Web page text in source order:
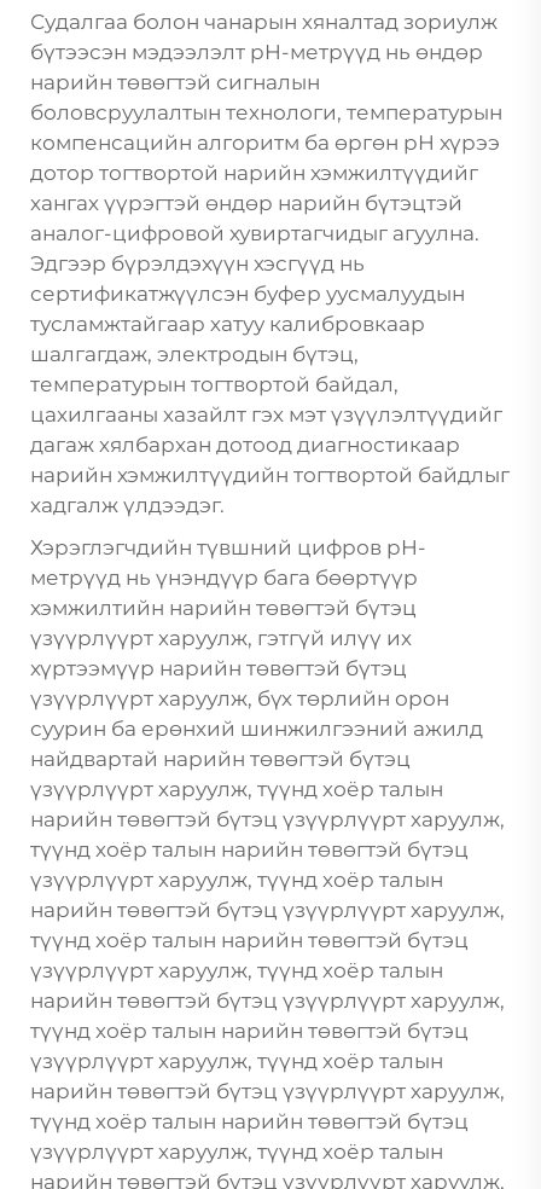
Судалгаа болон чанарын хяналтад зориулж
бүтээсэн мэдээлэлт pH-метрүүд нь өндөр
нарийн төвөгтэй сигналын
боловсруулалтын технологи, температурын
компенсацийн алгоритм ба өргөн pH хүрээ
дотор тогтвортой нарийн хэмжилтүүдийг
хангах үүрэгтэй өндөр нарийн бүтэцтэй
аналог-цифровой хувиртагчидыг агуулна.
Эдгээр бүрэлдэхүүн хэсгүүд нь
сертификатжүүлсэн буфер уусмалуудын
тусламжтайгаар хатуу калибровкаар
шалгагдаж, электродын бүтэц,
температурын тогтвортой байдал,
цахилгааны хазайлт гэх мэт үзүүлэлтүүдийг
дагаж хялбархан дотоод диагностикаар
нарийн хэмжилтүүдийн тогтвортой байдлыг
хадгалж үлдээдэг.
Хэрэглэгчдийн түвшний цифров pH-
метрүүд нь үнэндүүр бага бөөртүүр
хэмжилтийн нарийн төвөгтэй бүтэц
үзүүрлүүрт харуулж, гэтгүй илүү их
хүртээмүүр нарийн төвөгтэй бүтэц
үзүүрлүүрт харуулж, бүх төрлийн орон
суурин ба ерөнхий шинжилгээний ажилд
найдвартай нарийн төвөгтэй бүтэц
үзүүрлүүрт харуулж, түүнд хоёр талын
нарийн төвөгтэй бүтэц үзүүрлүүрт харуулж,
түүнд хоёр талын нарийн төвөгтэй бүтэц
үзүүрлүүрт харуулж, түүнд хоёр талын
нарийн төвөгтэй бүтэц үзүүрлүүрт харуулж,
түүнд хоёр талын нарийн төвөгтэй бүтэц
үзүүрлүүрт харуулж, түүнд хоёр талын
нарийн төвөгтэй бүтэц үзүүрлүүрт харуулж,
түүнд хоёр талын нарийн төвөгтэй бүтэц
үзүүрлүүрт харуулж, түүнд хоёр талын
нарийн төвөгтэй бүтэц үзүүрлүүрт харуулж,
түүнд хоёр талын нарийн төвөгтэй бүтэц
үзүүрлүүрт харуулж, түүнд хоёр талын
нарийн төвөгтэй бүтэц үзүүрлүүрт харуулж,